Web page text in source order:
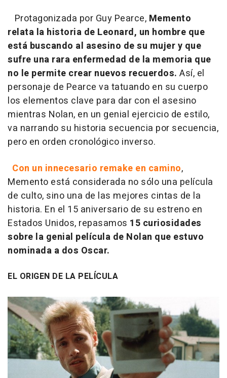
Protagonizada por Guy Pearce, Memento
relata la historia de Leonard, un hombre que
está buscando al asesino de su mujer y que
sufre una rara enfermedad de la memoria que
no le permite crear nuevos recuerdos. Así, el
personaje de Pearce va tatuando en su cuerpo
los elementos clave para dar con el asesino
mientras Nolan, en un genial ejercicio de estilo,
va narrando su historia secuencia por secuencia,
pero en orden cronológico inverso.
Con un innecesario remake en camino,
Memento está considerada no sólo una película
de culto, sino una de las mejores cintas de la
historia. En el 15 aniversario de su estreno en
Estados Unidos, repasamos 15 curiosidades
sobre la genial película de Nolan que estuvo
nominada a dos Oscar.
EL ORIGEN DE LA PELÍCULA